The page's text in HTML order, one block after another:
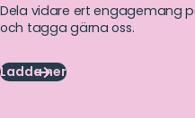
Dela vidare ert engagemang
och tagga gärna oss.
Ladda ner